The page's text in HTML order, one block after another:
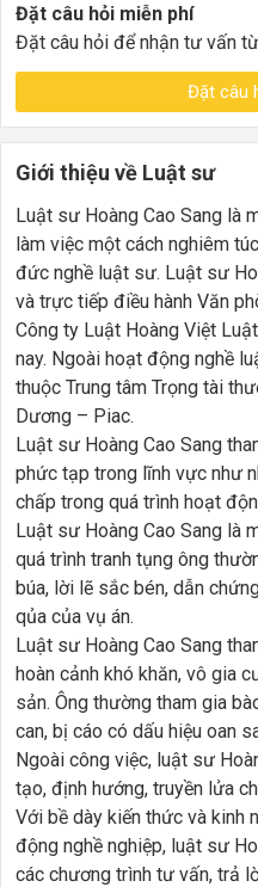
Đặt câu hỏi miễn phí
Đặt câu hỏi để nhận tư vấn
Đặt câu
Giới thiệu về Luật sư
Luật sư Hoàng Cao Sang là
làm việc một cách nghiêm
đức nghề luật sư. Luật sư
và trực tiếp điều hành Văn
Công ty Luật Hoàng Việt
nay. Ngoài hoạt động nghề
thuộc Trung tâm Trọng tài
Dương – Piac.
Luật sư Hoàng Cao Sang
phức tạp trong lĩnh vực như
chấp trong quá trình hoạt
Luật sư Hoàng Cao Sang là
quá trình tranh tụng ông
búa, lời lẽ sắc bén, dẫn
qủa của vụ án.
Luật sư Hoàng Cao Sang
hoàn cảnh khó khăn, vô gia
sản. Ông thường tham gia
can, bị cáo có dấu hiệu oan
Ngoài công việc, luật sư
tạo, định hướng, truyền lửa
Với bề dày kiến thức và kinh
động nghề nghiệp, luật sư
các chương trình tư vấn, trả